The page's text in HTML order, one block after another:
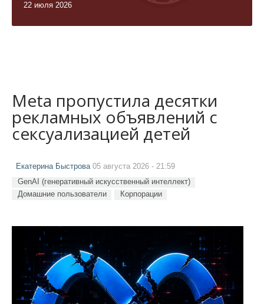
22 июля 2026
Meta пропустила десятки
рекламных объявлений с
сексуализацией детей
Екатерина Быстрова05 августа 2026 - 21:59
GenAI (генеративный искусственный интеллект)
Домашние пользователи
Корпорации